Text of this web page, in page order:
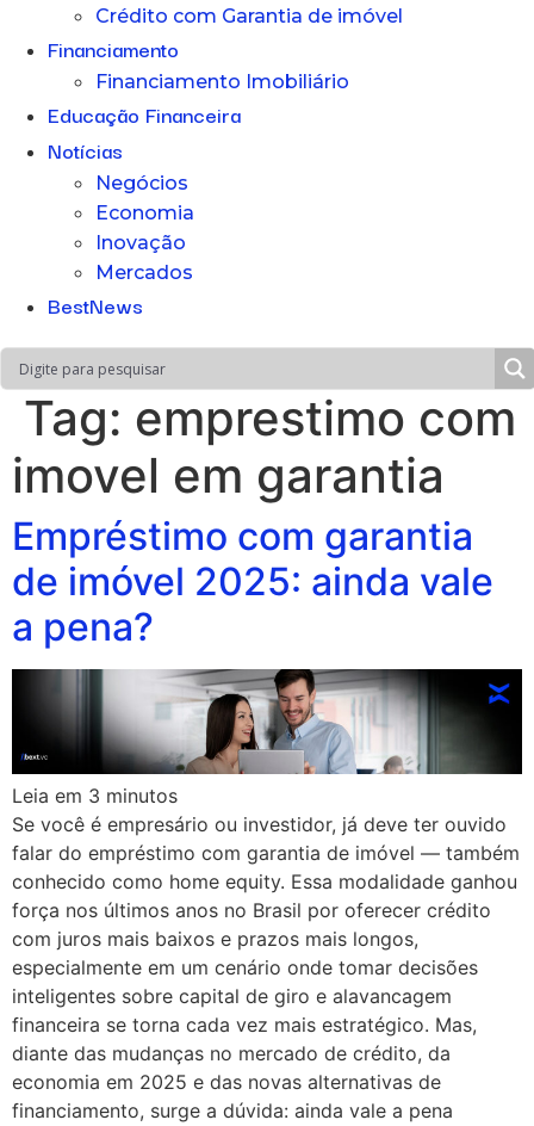
Crédito com Garantia de imóvel
Financiamento
Financiamento Imobiliário
Educação Financeira
Notícias
Negócios
Economia
Inovação
Mercados
BestNews
Tag: emprestimo com
imovel em garantia
Empréstimo com garantia
de imóvel 2025: ainda vale
a pena?
Leia em 3 minutos
Se você é empresário ou investidor, já deve ter ouvido
falar do empréstimo com garantia de imóvel — também
conhecido como home equity. Essa modalidade ganhou
força nos últimos anos no Brasil por oferecer crédito
com juros mais baixos e prazos mais longos,
especialmente em um cenário onde tomar decisões
inteligentes sobre capital de giro e alavancagem
financeira se torna cada vez mais estratégico. Mas,
diante das mudanças no mercado de crédito, da
economia em 2025 e das novas alternativas de
financiamento, surge a dúvida: ainda vale a pena